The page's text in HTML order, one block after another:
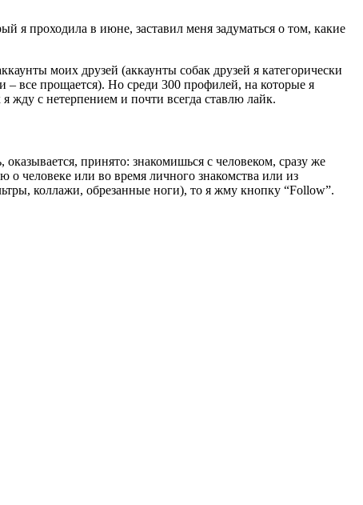
я проходила в июне, заставил меня задуматься о том, какие
моих друзей (аккаунты собак друзей я категорически
– все прощается). Но среди 300 профилей, на которые я
жду с нетерпением и почти всегда ставлю лайк.
принято: знакомишься с человеком, сразу же
о человеке или во время личного знакомства или из
коллажи, обрезанные ноги), то я жму кнопку “Follow”.